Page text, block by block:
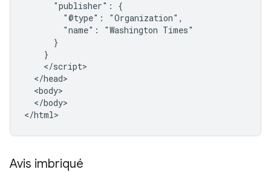
      "publisher": {
        "@type": "Organization",
        "name": "Washington Times"
      }
    }
    </script>
  </head>
  <body>
  </body>
</html>
Avis imbriqué